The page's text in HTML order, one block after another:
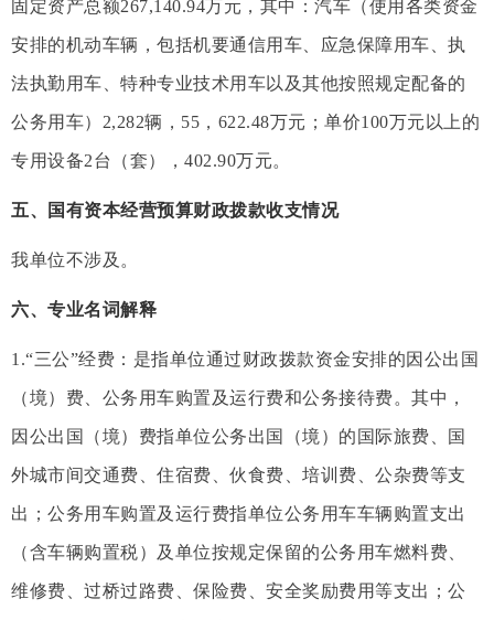
固定资产总额267,140.94万元，其中：汽车（使用各类资金
安排的机动车辆，包括机要通信用车、应急保障用车、执
法执勤用车、特种专业技术用车以及其他按照规定配备的
公务用车）2,282辆，55，622.48万元；单价100万元以上的
专用设备2台（套），402.90万元。
五、国有资本经营预算财政拨款收支情况
我单位不涉及。
六、专业名词解释
1.“三公”经费：是指单位通过财政拨款资金安排的因公出国
（境）费、公务用车购置及运行费和公务接待费。其中，
因公出国（境）费指单位公务出国（境）的国际旅费、国
外城市间交通费、住宿费、伙食费、培训费、公杂费等支
出；公务用车购置及运行费指单位公务用车车辆购置支出
（含车辆购置税）及单位按规定保留的公务用车燃料费、
维修费、过桥过路费、保险费、安全奖励费用等支出；公